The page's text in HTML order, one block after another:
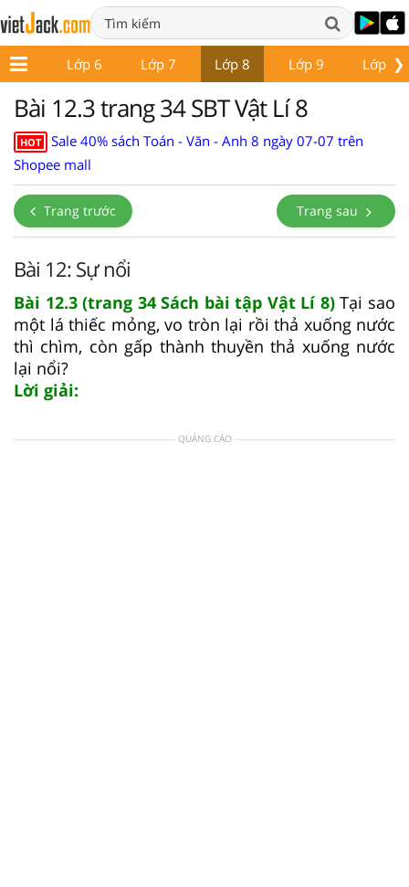
❯
5 Lớp 6 Lớp 7 Lớp 8 Lớp 9 Lớp 10
Bài 12.3 trang 34 SBT Vật Lí 8
HOT
Sale 40% sách Toán - Văn - Anh 8 ngày 07-07 trên
Shopee mall
Trang trước Trang sau
Bài 12: Sự nổi
Bài 12.3 (trang 34 Sách bài tập Vật Lí 8)Tại sao
một lá thiếc mỏng, vo tròn lại rồi thả xuống nước
thì chìm, còn gấp thành thuyền thả xuống nước
lại nổi?
Lời giải:
QUẢNG CÁO